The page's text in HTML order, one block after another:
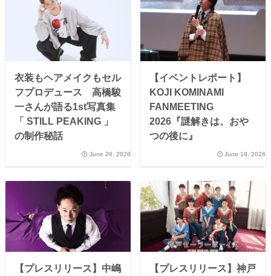
衣装もヘアメイクもセル
フプロデュース 高橋駿
一さんが語る1st写真集
「 STILL PEAKING 」
の制作秘話
June 26, 2026
【イベントレポート】
KOJI KOMINAMI
FANMEETING
2026『謎解きは、おや
つの後に』
June 19, 2026
【プレスリリース】中嶋
【プレスリリース】神戸